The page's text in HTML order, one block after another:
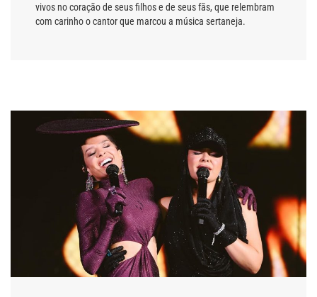
vivos no coração de seus filhos e de seus fãs, que relembram
com carinho o cantor que marcou a música sertaneja.